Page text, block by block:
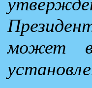
может